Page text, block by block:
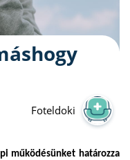
Foteldoki
működésünket határozza